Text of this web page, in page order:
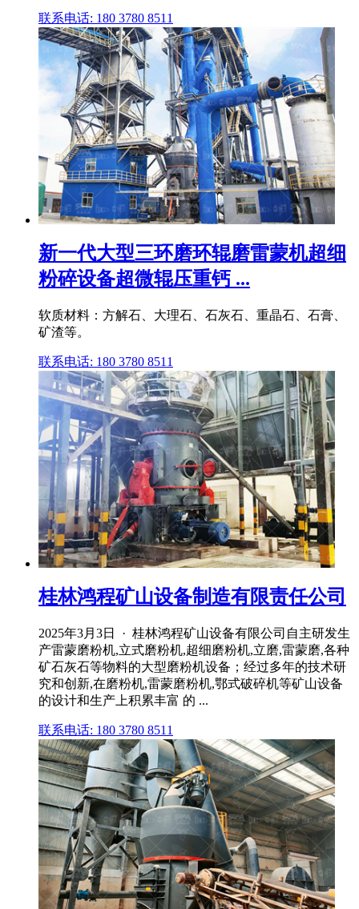
联系电话: 180 3780 8511
新一代大型三环磨环辊磨雷蒙机超细
粉碎设备超微辊压重钙 ...
软质材料：方解石、大理石、石灰石、重晶石、石膏、
矿渣等。
联系电话: 180 3780 8511
桂林鸿程矿山设备制造有限责任公司
2025年3月3日 · 桂林鸿程矿山设备有限公司自主研发生
产雷蒙磨粉机,立式磨粉机,超细磨粉机,立磨,雷蒙磨,各种
矿石灰石等物料的大型磨粉机设备；经过多年的技术研
究和创新,在磨粉机,雷蒙磨粉机,鄂式破碎机等矿山设备
的设计和生产上积累丰富 的 ...
联系电话: 180 3780 8511